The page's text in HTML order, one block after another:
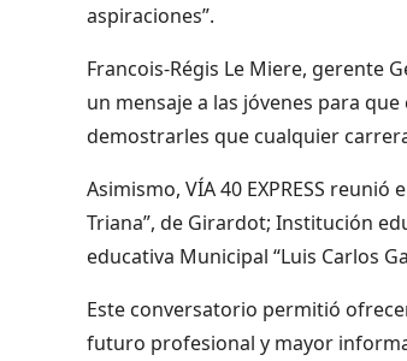
aspiraciones”.
Francois-Régis Le Miere, gerente
un mensaje a las jóvenes para
demostrarles que cualquier
Asimismo, VÍA 40 EXPRESS
Triana”, de Girardot; Institución
educativa Municipal “Luis Carlos
Este conversatorio permitió
futuro profesional y mayor